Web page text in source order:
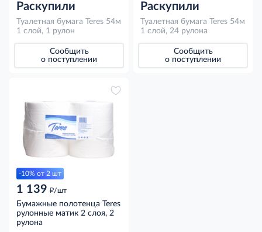
Раскупили
Туалетная бумага Teres 54м
1 слой, 1 рулон
Сообщить
о поступлении
Раскупили
Туалетная бумага Teres 54м
1 слой, 24 рулона
Сообщить
о поступлении
-10% от 2 шт
1 139 д/шт
Бумажные полотенца Teres
рулонные матик 2 слоя, 2
рулона